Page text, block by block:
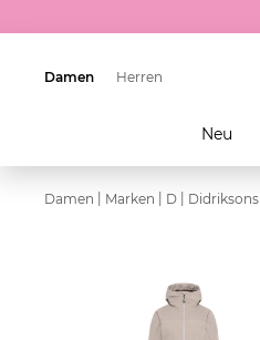
Damen
Neu
Herren
Damen Marken D Didriksons